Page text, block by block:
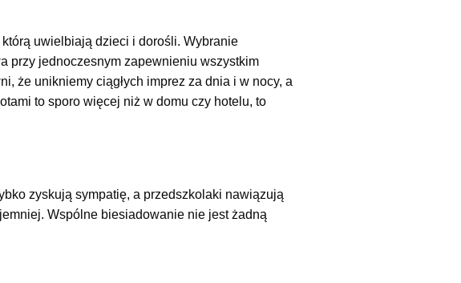
uwielbiają dzieci i dorośli. Wybranie
przy jednoczesnym zapewnieniu wszystkim
że unikniemy ciągłych imprez za dnia i w nocy, a
to sporo więcej niż w domu czy hotelu, to
zyskują sympatię, a przedszkolaki nawiązują
Wspólne biesiadowanie nie jest żadną